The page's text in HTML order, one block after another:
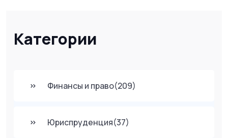
Категории
Финансы и право(209)
Юриспруденция(37)